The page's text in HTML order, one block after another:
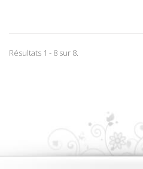
Résultats 1 - 8 sur 8.